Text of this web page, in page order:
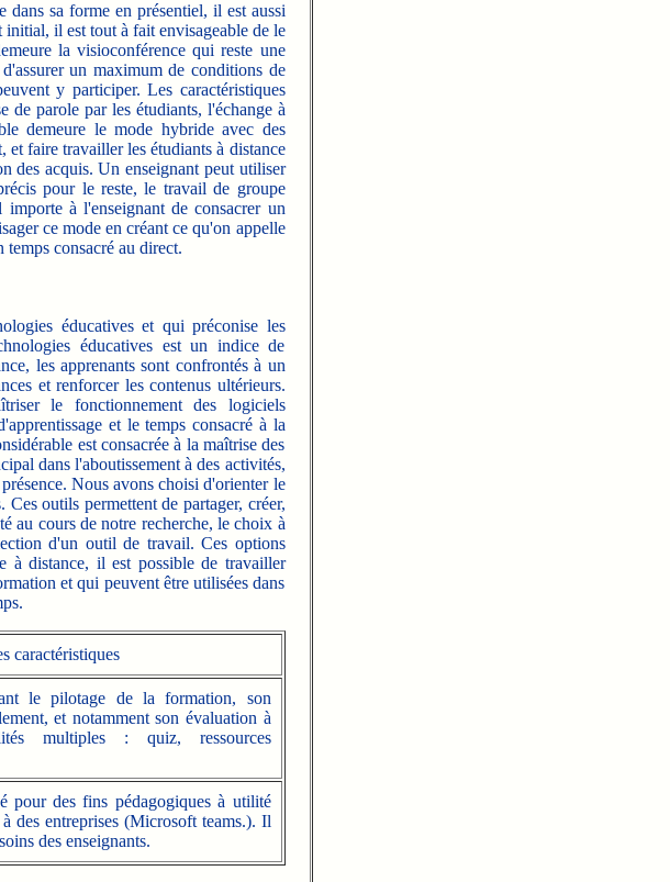
sa forme en présentiel, il est aussi
il est tout à fait envisageable de le
la visioconférence qui reste une
un maximum de conditions de
y participer. Les caractéristiques
parole par les étudiants, l'échange à
demeure le mode hybride avec des
et faire travailler les étudiants à distance
des acquis. Un enseignant peut utiliser
pour le reste, le travail de groupe
à l'enseignant de consacrer un
ce mode en créant ce qu'on appelle
consacré au direct.
éducatives et qui préconise les
éducatives est un indice de
les apprenants sont confrontés à un
et renforcer les contenus ultérieurs.
le fonctionnement des logiciels
et le temps consacré à la
est consacrée à la maîtrise des
dans l'aboutissement à des activités,
Nous avons choisi d'orienter le
outils permettent de partager, créer,
au cours de notre recherche, le choix à
d'un outil de travail. Ces options
à distance, il est possible de travailler
et qui peuvent être utilisées dans
caractéristiques
le pilotage de la formation, son
et notamment son évaluation à
multiples : quiz, ressources
pour des fins pédagogiques à utilité
des entreprises (Microsoft teams.). Il
des enseignants.